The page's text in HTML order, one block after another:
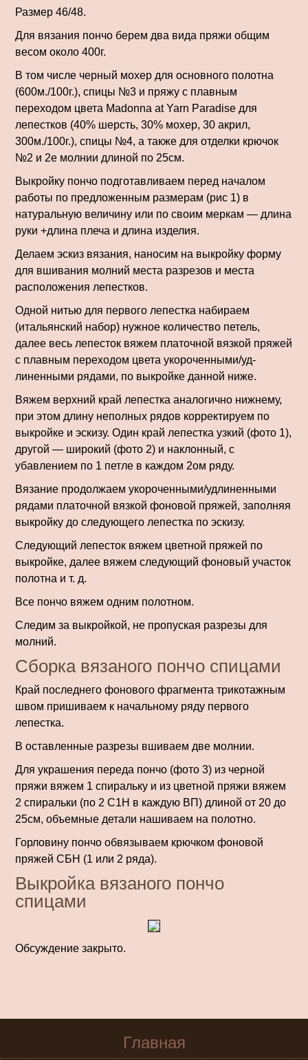
Размер 46/48.
Для вязания пончо берем два вида пряжи общим
весом около 400г.
В том числе черный мохер для основного полотна
(600м./100г.), спицы №3 и пряжу с плавным
переходом цвета Madonna at Yarn Paradise для
лепестков (40% шерсть, 30% мохер, 30 акрил,
300м./100г.), спицы №4, а также для отделки крючок
№2 и 2е молнии длиной по 25см.
Выкройку пончо подготавливаем перед началом
работы по предложенным размерам (рис 1) в
натуральную величину или по своим меркам — длина
руки +длина плеча и длина изделия.
Делаем эскиз вязания, наносим на выкройку форму
для вшивания молний места разрезов и места
расположения лепестков.
Одной нитью для первого лепестка набираем
(итальянский набор) нужное коли­чество петель,
далее весь лепесток вяжем платочной вязкой пряжей
с плавным переходом цвета укороченными/уд­
линенными рядами, по выкройке данной ниже.
Вяжем верхний край лепестка аналогично нижнему,
при этом длину неполных рядов корректируем по
выкройке и эскизу. Один край лепестка узкий (фото 1),
другой — широкий (фото 2) и наклонный, с
убавлением по 1 петле в каждом 2ом ряду.
Вязание продолжаем укорочен­ными/удлиненными
рядами платочной вязкой фоновой пряжей, заполняя
выкройку до следующего лепестка по эскизу.
Следующий лепесток вяжем цветной пряжей по
выкройке, далее вяжем следующий фоновый участок
полотна и т. д.
Все пончо вяжем одним полотном.
Следим за вы­кройкой, не пропуская разрезы для
молний.
Сборка вязаного пончо спицами
Край последнего фонового фрагмента трикотажным
швом пришиваем к начальному ряду первого
лепестка.
В оставленные разрезы вшиваем две молнии.
Для украшения переда пончо (фото 3) из черной
пряжи вяжем 1 спиральку и из цветной пряжи вяжем
2 спиральки (по 2 С1Н в каждую ВП) длиной от 20 до
25см, объемные детали нашиваем на полотно.
Горловину пончо обвязываем крючком фоновой
пряжей СБН (1 или 2 ряда).
Выкройка вязаного пончо
спицами
Обсуждение закрыто.
Главная